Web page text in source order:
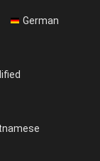
German